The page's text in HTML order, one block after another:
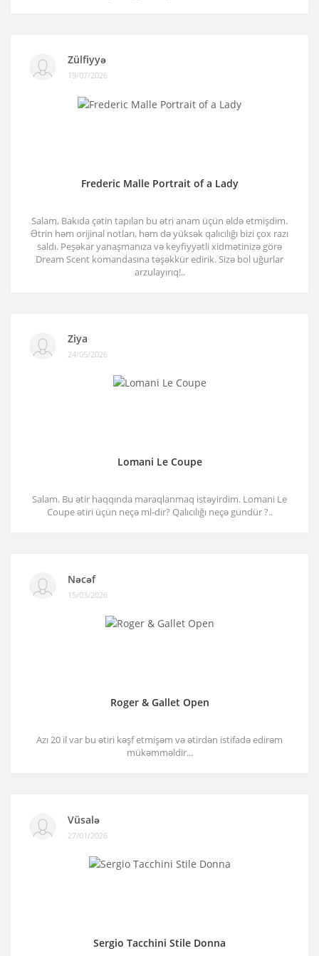
Zülfiyyə
19/07/2026
Frederic Malle Portrait of a Lady
Salam, Bakıda çətin tapılan bu ətri anam üçün əldə etmişdim.
Ətrin həm orijinal notları, həm də yüksək qalıcılığı bizi çox razı
saldı. Peşəkar yanaşmanıza və keyfiyyətli xidmətinizə görə
Dream Scent komandasına təşəkkür edirik. Sizə bol uğurlar
arzulayırıq!..
Ziya
24/05/2026
Lomani Le Coupe
Salam. Bu ətir haqqında maraqlanmaq istəyirdim. Lomani Le
Coupe ətiri üçün neçə ml-dir? Qalıcılığı neçə gündür ?..
Nəcəf
15/03/2026
Roger & Gallet Open
Azı 20 il var bu ətiri kəşf etmişəm və ətirdən istifadə edirəm
mükəmməldir...
Vüsalə
27/01/2026
Sergio Tacchini Stile Donna